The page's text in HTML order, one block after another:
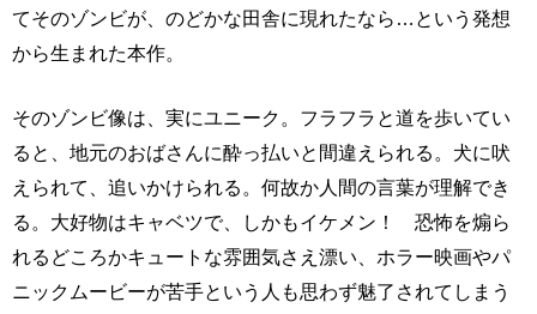
てそのゾンビが、のどかな田舎に現れたなら…という発想
から生まれた本作。
そのゾンビ像は、実にユニーク。フラフラと道を歩いてい
ると、地元のおばさんに酔っ払いと間違えられる。犬に吠
えられて、追いかけられる。何故か人間の言葉が理解でき
る。大好物はキャベツで、しかもイケメン！ 恐怖を煽ら
れるどころかキュートな雰囲気さえ漂い、ホラー映画やパ
ニックムービーが苦手という人も思わず魅了されてしまう